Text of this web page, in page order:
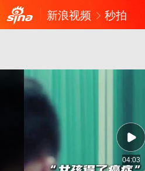
新浪视频 秒拍
04:03